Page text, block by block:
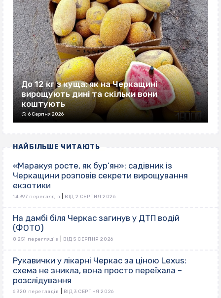
До 12 кг з куща: як на Черкащині
вирощують дині та скільки вони
коштують
6 Серпня 2026
НАЙБІЛЬШЕ ЧИТАЮТЬ
«Маракуя росте, як бур’ян»: садівник із
Черкащини розповів секрети вирощування
екзотики
14 397 переглядів ВІД 2 СЕРПНЯ 2026
На дамбі біля Черкас загинув у ДТП водій
(ФОТО)
8 251 переглядів ВІД 5 СЕРПНЯ 2026
Рукавички у лікарні Черкас за ціною Lexus:
схема не зникла, вона просто переїхала –
розслідування
6 320 переглядів ВІД 3 СЕРПНЯ 2026